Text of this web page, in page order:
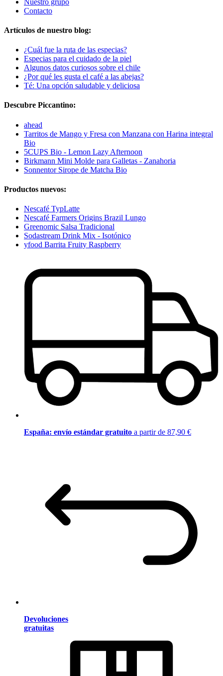
Contacto
Artículos de nuestro blog:
¿Cuál fue la ruta de las especias?
Especias para el cuidado de la piel
Algunos datos curiosos sobre el chile
¿Por qué les gusta el café a las abejas?
Té: Una opción saludable y deliciosa
Descubre Piccantino:
ahead
Tarritos de Mango y Fresa con Manzana con Harina integral
Bio
5CUPS Bio - Lemon Lazy Afternoon
Birkmann Mini Molde para Galletas - Zanahoria
Sonnentor Sirope de Matcha Bio
Productos nuevos:
Nescafé TypLatte
Nescafé Farmers Origins Brazil Lungo
Greenomic Salsa Tradicional
Sodastream Drink Mix - Isotónico
yfood Barrita Fruity Raspberry
España: envío estándar gratuito a partir de 87,90 €
Devoluciones
gratuitas